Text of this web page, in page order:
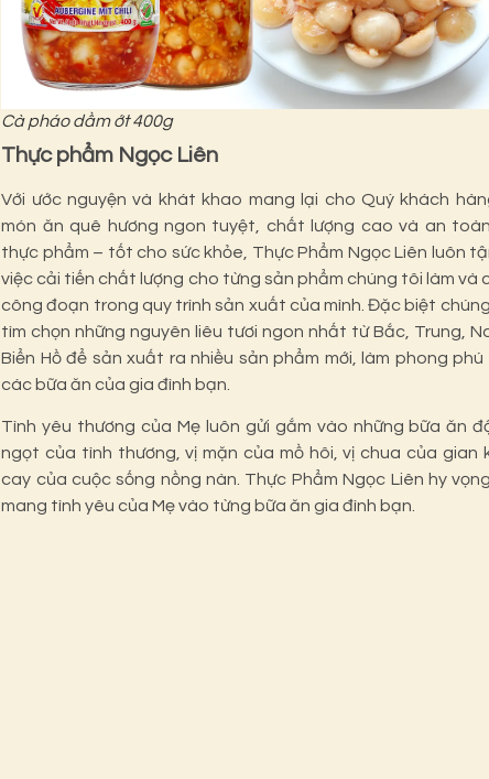
Cà pháo dầm ớt 400g
Thực phẩm Ngọc Liên
Với ước nguyện và khát khao mang lại cho Quý khách
món ăn quê hương ngon tuyệt, chất lượng cao và an
thực phẩm – tốt cho sức khỏe , Thực Phẩm Ngọc Liên luôn
việc cải tiến chất lượng cho từng sản phẩm chúng tôi làm và
công đoạn trong quy trình sản xuất của mình. Đặc biệt
tìm chọn những nguyên liêu tươi ngon nhất từ Bắc, Trung,
Biển Hồ để sản xuất ra nhiều sản phẩm mới, làm phong phú
các bữa ăn của gia đình bạn.
Tình yêu thương của Mẹ luôn gửi gắm vào những bữa ăn
ngọt của tình thương, vị mặn của mồ hôi, vị chua của gian
cay của cuộc sống nồng nàn. Thực Phẩm Ngọc Liên hy
mang tình yêu của Mẹ vào từng bữa ăn gia đình bạn.